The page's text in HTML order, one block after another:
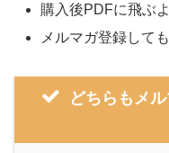
購入後PDFに飛ぶ
メルマガ登録して
どちらもメ